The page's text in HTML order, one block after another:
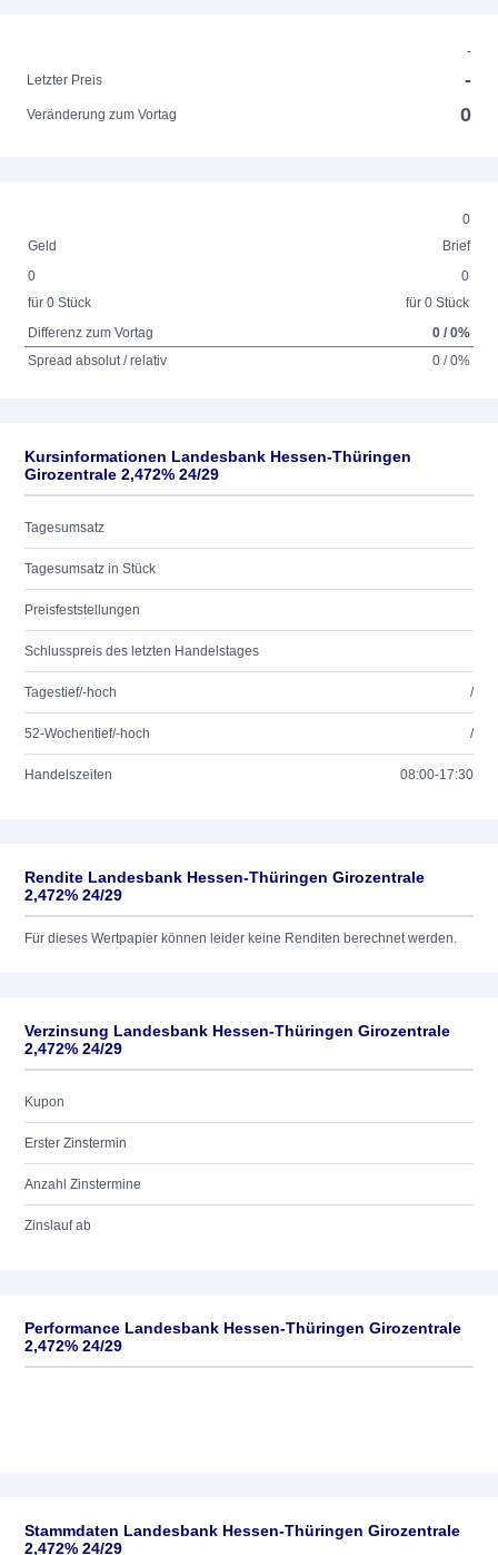
-
Letzter Preis
-
Veränderung zum Vortag 0
0
Geld
Brief
0
für 0 Stück
0
für 0 Stück
Differenz zum Vortag
0 / 0%
Spread absolut / relativ
0 / 0%
Kursinformationen Landesbank Hessen-Thüringen
Girozentrale 2,472% 24/29
Tagesumsatz
Tagesumsatz in Stück
Preisfeststellungen
Schlusspreis des letzten Handelstages
Tagestief/-hoch /
52-Wochentief/-hoch /
Handelszeiten 08:00-17:30
Rendite Landesbank Hessen-Thüringen Girozentrale
2,472% 24/29
Für dieses Wertpapier können leider keine Renditen berechnet werden.
Verzinsung Landesbank Hessen-Thüringen Girozentrale
2,472% 24/29
Kupon
Erster Zinstermin
Anzahl Zinstermine
Zinslauf ab
Performance Landesbank Hessen-Thüringen Girozentrale
2,472% 24/29
Stammdaten Landesbank Hessen-Thüringen Girozentrale
2,472% 24/29